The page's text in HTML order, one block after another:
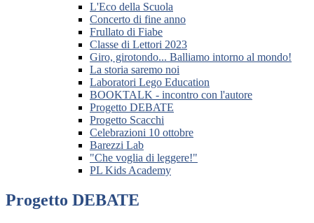
L'Eco della Scuola
Concerto di fine anno
Frullato di Fiabe
Classe di Lettori 2023
Giro, girotondo... Balliamo intorno al mondo!
La storia saremo noi
Laboratori Lego Education
BOOKTALK - incontro con l'autore
Progetto DEBATE
Progetto Scacchi
Celebrazioni 10 ottobre
Barezzi Lab
"Che voglia di leggere!"
PL Kids Academy
Progetto DEBATE